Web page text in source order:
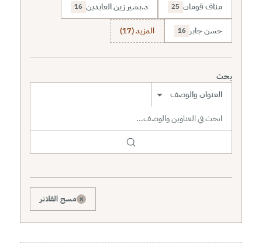
مناف قومان 25 د.بشير زين العابدين 16
حسن جابر 16 المزيد (17)
بحث
نطاق البحث
× مسح الفلاتر